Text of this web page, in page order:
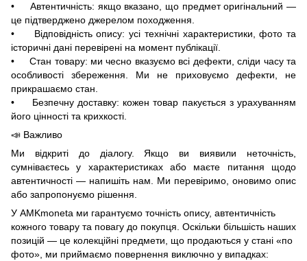
• Автентичність: якщо вказано, що предмет оригінальний —
це підтверджено джерелом походження.
• Відповідність опису: усі технічні характеристики, фото та
історичні дані перевірені на момент публікації.
• Стан товару: ми чесно вказуємо всі дефекти, сліди часу та
особливості збереження. Ми не приховуємо дефекти, не
прикрашаємо стан.
• Безпечну доставку: кожен товар пакується з урахуванням
його цінності та крихкості.
📣 Важливо
Ми відкриті до діалогу. Якщо ви виявили неточність,
сумніваєтесь у характеристиках або маєте питання щодо
автентичності — напишіть нам. Ми перевіримо, оновимо опис
або запропонуємо рішення.
У AMKmoneta ми гарантуємо точність опису, автентичність
кожного товару та повагу до покупця. Оскільки більшість наших
позицій — це колекційні предмети, що продаються у стані «по
фото», ми приймаємо повернення виключно у випадках: